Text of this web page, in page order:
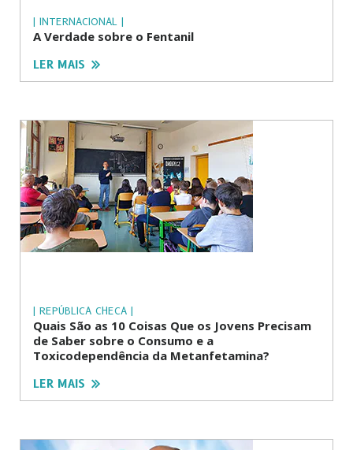
| INTERNACIONAL |
A Verdade sobre o Fentanil
LER MAIS
| REPÚBLICA CHECA |
Quais São as 10 Coisas Que os Jovens Precisam
de Saber sobre o Consumo e a
Toxicodependência da Metanfetamina?
LER MAIS